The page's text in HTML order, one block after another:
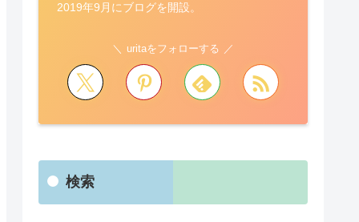
2019年9月にブログを開設。
uritaをフォローする
検索